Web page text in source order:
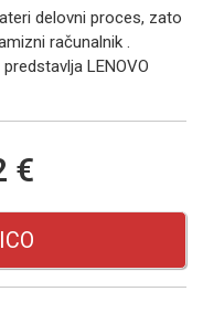
delovni proces, zato
računalnik .
LENOVO
€